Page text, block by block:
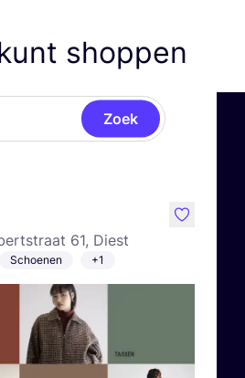
shoppen
Zoek
61, Diest
Schoenen +1
like